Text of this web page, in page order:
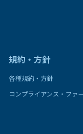
規約・方針
各種規約・方針
コンプライアンス・ファ